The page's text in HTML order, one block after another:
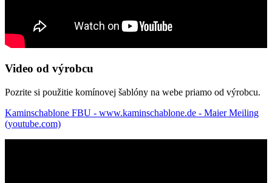
Video od výrobcu
Pozrite si použitie komínovej šablóny na webe priamo od výrobcu.
Kaminschablone FBU - www.kaminschablone.de - Maier Meiling
(youtube.com)